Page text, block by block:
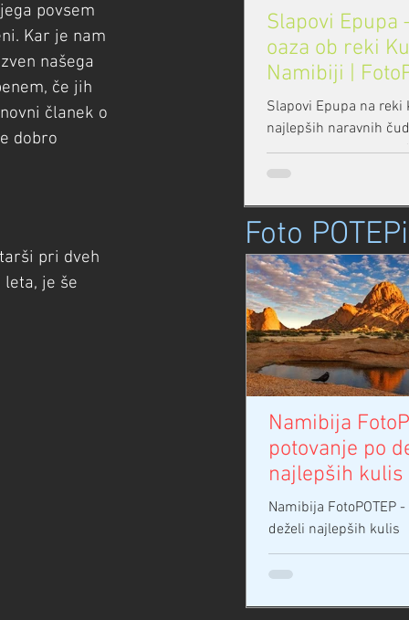
povsem
Kar je nam
našega
če jih
članek o
dobro
pri dveh
je še
Slapovi Epupa
oaza ob reki
Namibiji |
Slapovi Epupa na reki
najlepših naravnih
Namibije. Tam, kjer
narava ustvari raj.
svetlobo, ki prevzame
Foto
Namibija
potovanje po
najlepših kulis
Namibija FotoPOTEP
deželi najlepših kulis